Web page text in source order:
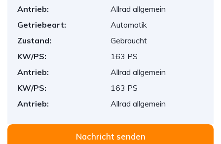
Antrieb:
Allrad allgemein
Getriebeart:
Automatik
Zustand:
Gebraucht
KW/PS:
163 PS
Antrieb:
Allrad allgemein
KW/PS:
163 PS
Antrieb:
Allrad allgemein
Nachricht senden